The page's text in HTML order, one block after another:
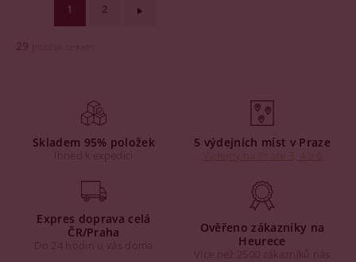
1 2
29
Skladem 95% položek
Ihned k expedici
5 výdejních míst v Praze
Expres doprava celá
ČR/Praha
Do 24 hodin u vás doma
Ověřeno zákazníky na
Heurece
Více než 2500 zákazníků nás